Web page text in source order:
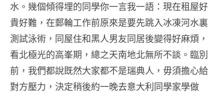
水。幾個傾得埋的同學你一言我一語：現在租屋好
貴好難，在郵輪工作前原來是要先跳入冰凍河水裏
測試泳術，同屋住和黑人男友同居後變得好麻煩，
看北極光的高峯期，總之天南地北無所不談。臨別
前，我們都說既然大家都不是瑞典人，毋須擔心給
對方壓力，決定稍後約一晚去意大利同學家學做